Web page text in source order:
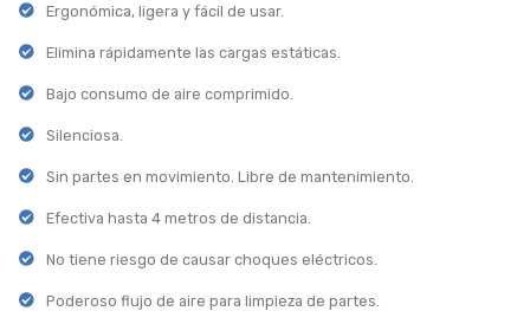
Ergonómica, ligera y fácil de usar.
Elimina rápidamente las cargas estáticas.
Bajo consumo de aire comprimido.
Silenciosa.
Sin partes en movimiento. Libre de mantenimiento.
Efectiva hasta 4 metros de distancia.
No tiene riesgo de causar choques eléctricos.
Poderoso flujo de aire para limpieza de partes.